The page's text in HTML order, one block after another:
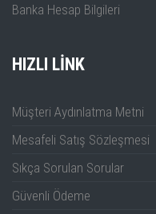
Arayüzler
Banka Hesap Bilgileri
HIZLI LINK
Müşteri Aydınlatma Metni
Mesafeli Satış Sözleşmesi
Sıkça Sorulan Sorular
Güvenli Ödeme